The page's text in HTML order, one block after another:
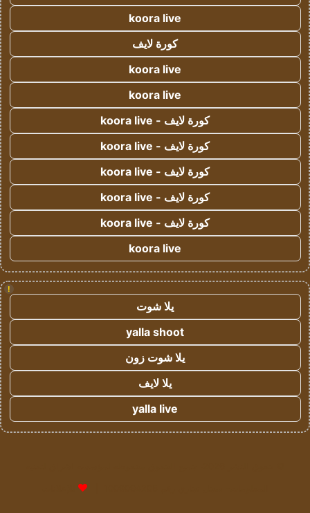
koora live
كورة لايف
koora live
koora live
كورة لايف - koora live
كورة لايف - koora live
كورة لايف - koora live
كورة لايف - koora live
كورة لايف - koora live
koora live
!
يلا شوت
yalla shoot
يلا شوت زون
يلا لايف
yalla live